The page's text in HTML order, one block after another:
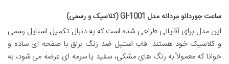
ساعت جوردانو مردانه مدل GI-1001 (کلاسیک و رسمی)
این مدل برای آقایانی طراحی شده است که به دنبال تکمیل استایل رسمی
و کلاسیک خود هستند. قاب استیل ضد زنگ براق با صفحه ای ساده و
خوانا که معمولاً به رنگ های مشکی، سفید یا سرمه ای عرضه می شود، به